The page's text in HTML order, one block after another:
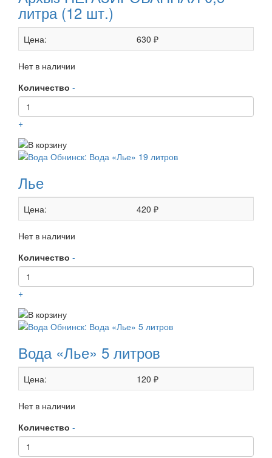
литра (12 шт.)
Цена: 630 ₽
Нет в наличии
Количество -
+
Лье
Цена: 420 ₽
Нет в наличии
Количество -
+
Вода «Лье» 5 литров
Цена: 120 ₽
Нет в наличии
Количество -